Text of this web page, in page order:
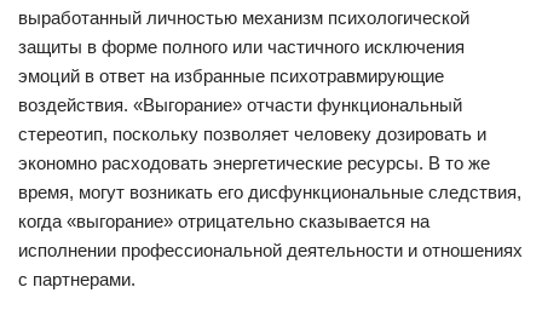
выработанный личностью механизм психологической
защиты в форме полного или частичного исключения
эмоций в ответ на избранные психотравмирующие
воздействия. «Выгорание» отчасти функциональный
стереотип, поскольку позволяет человеку дозировать и
экономно расходовать энергетические ресурсы. В то же
время, могут возникать его дисфункциональные следствия,
когда «выгорание» отрицательно сказывается на
исполнении профессиональной деятельности и отношениях
с партнерами.